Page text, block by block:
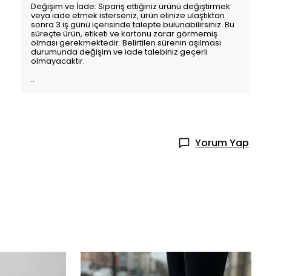
Değişim ve İade: Sipariş ettiğiniz ürünü değiştirmek
veya iade etmek isterseniz, ürün elinize ulaştıktan
sonra 3 iş günü içerisinde talepte bulunabilirsiniz. Bu
süreçte ürün, etiketi ve kartonu zarar görmemiş
olması gerekmektedir. Belirtilen sürenin aşılması
durumunda değişim ve iade talebiniz geçerli
olmayacaktır.
..
Yorum Yap